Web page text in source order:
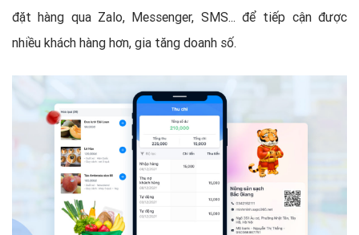
đặt hàng qua Zalo, Messenger, SMS... để tiếp cận được
nhiều khách hàng hơn, gia tăng doanh số.